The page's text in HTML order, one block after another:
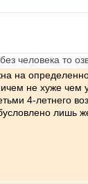
человека то
на
не хуже
4-летнего
лишь